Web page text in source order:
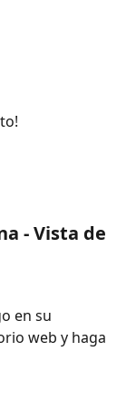
- Vista de
en su
web y haga